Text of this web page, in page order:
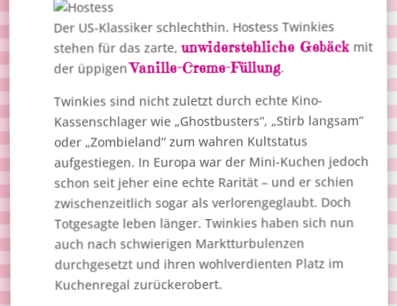
Der US-Klassiker schlechthin. Hostess Twinkies
stehen für das zarte,unwiderstehliche Gebäckmit
der üppigenVanille-Creme-Füllung.
Twinkies sind nicht zuletzt durch echte Kino-
Kassenschlager wie „Ghostbusters“, „Stirb langsam“
oder „Zombieland“ zum wahren Kultstatus
aufgestiegen. In Europa war der Mini-Kuchen jedoch
schon seit jeher eine echte Rarität – und er schien
zwischenzeitlich sogar als verlorengeglaubt. Doch
Totgesagte leben länger. Twinkies haben sich nun
auch nach schwierigen Marktturbulenzen
durchgesetzt und ihren wohlverdienten Platz im
Kuchenregal zurückerobert.